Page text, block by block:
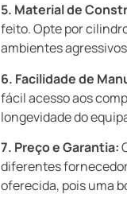
5. Material de
feito. Opte por
ambientes
6. Facilidade de
fácil acesso aos
longevidade do
7. Preço e Garantia:
diferentes
oferecida, pois uma